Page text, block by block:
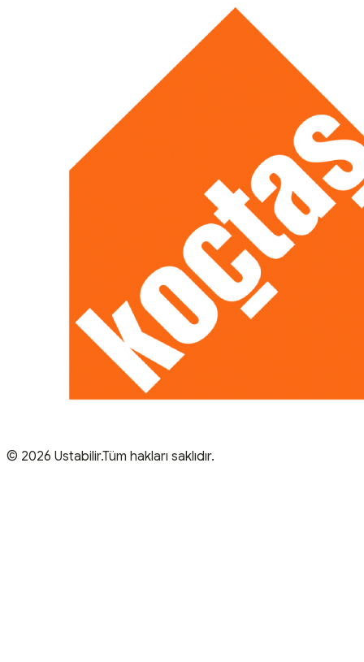
© 2026 Ustabilir.Tüm hakları saklıdır.